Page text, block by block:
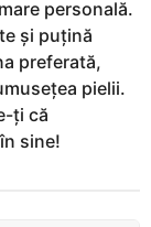
personală.
și puțină
preferată,
pielii.
ți că
sine!